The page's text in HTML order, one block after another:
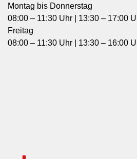
Montag bis Donnerstag
08:00 – 11:30 Uhr | 13:30 – 17:00
Freitag
08:00 – 11:30 Uhr | 13:30 – 16:00